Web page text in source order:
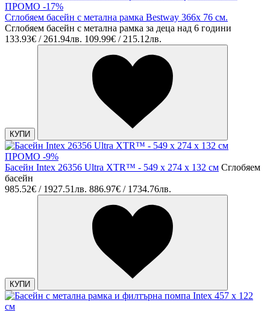
ПРОМО -17%
Сглобяем басейн с метална рамка Bestway 366х 76 см.
Сглобяем басейн с метална рамка за деца над 6 години
133.93€ / 261.94лв. 109.99€ / 215.12лв.
КУПИ
ПРОМО -9%
Басейн Intex 26356 Ultra XTR™ - 549 х 274 х 132 см Сглобяем
басейн
985.52€ / 1927.51лв. 886.97€ / 1734.76лв.
КУПИ